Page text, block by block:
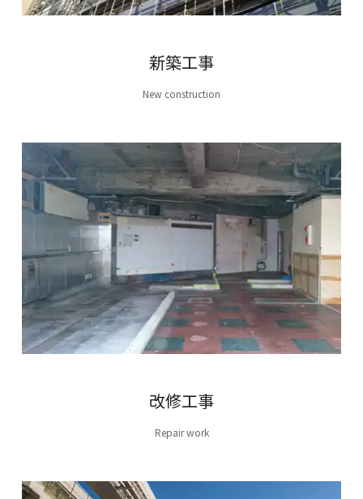
新築工事
New construction
改修工事
Repair work